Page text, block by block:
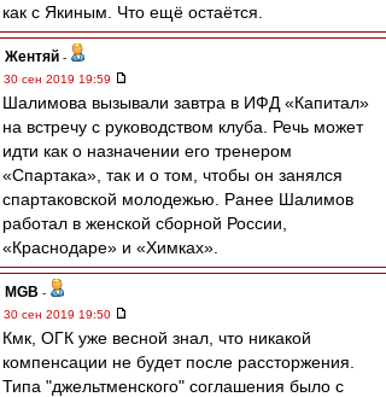
как с Якиным. Что ещё остаётся.
Жентяй -
30 сен 2019 19:59
Шалимова вызывали завтра в ИФД «Капитал»
на встречу с руководством клуба. Речь может
идти как о назначении его тренером
«Спартака», так и о том, чтобы он занялся
спартаковской молодежью. Ранее Шалимов
работал в женской сборной России,
«Краснодаре» и «Химках».
MGB -
30 сен 2019 19:50
Кмк, ОГК уже весной знал, что никакой
компенсации не будет после рассторжения.
Типа "джельтменского" соглашения было с